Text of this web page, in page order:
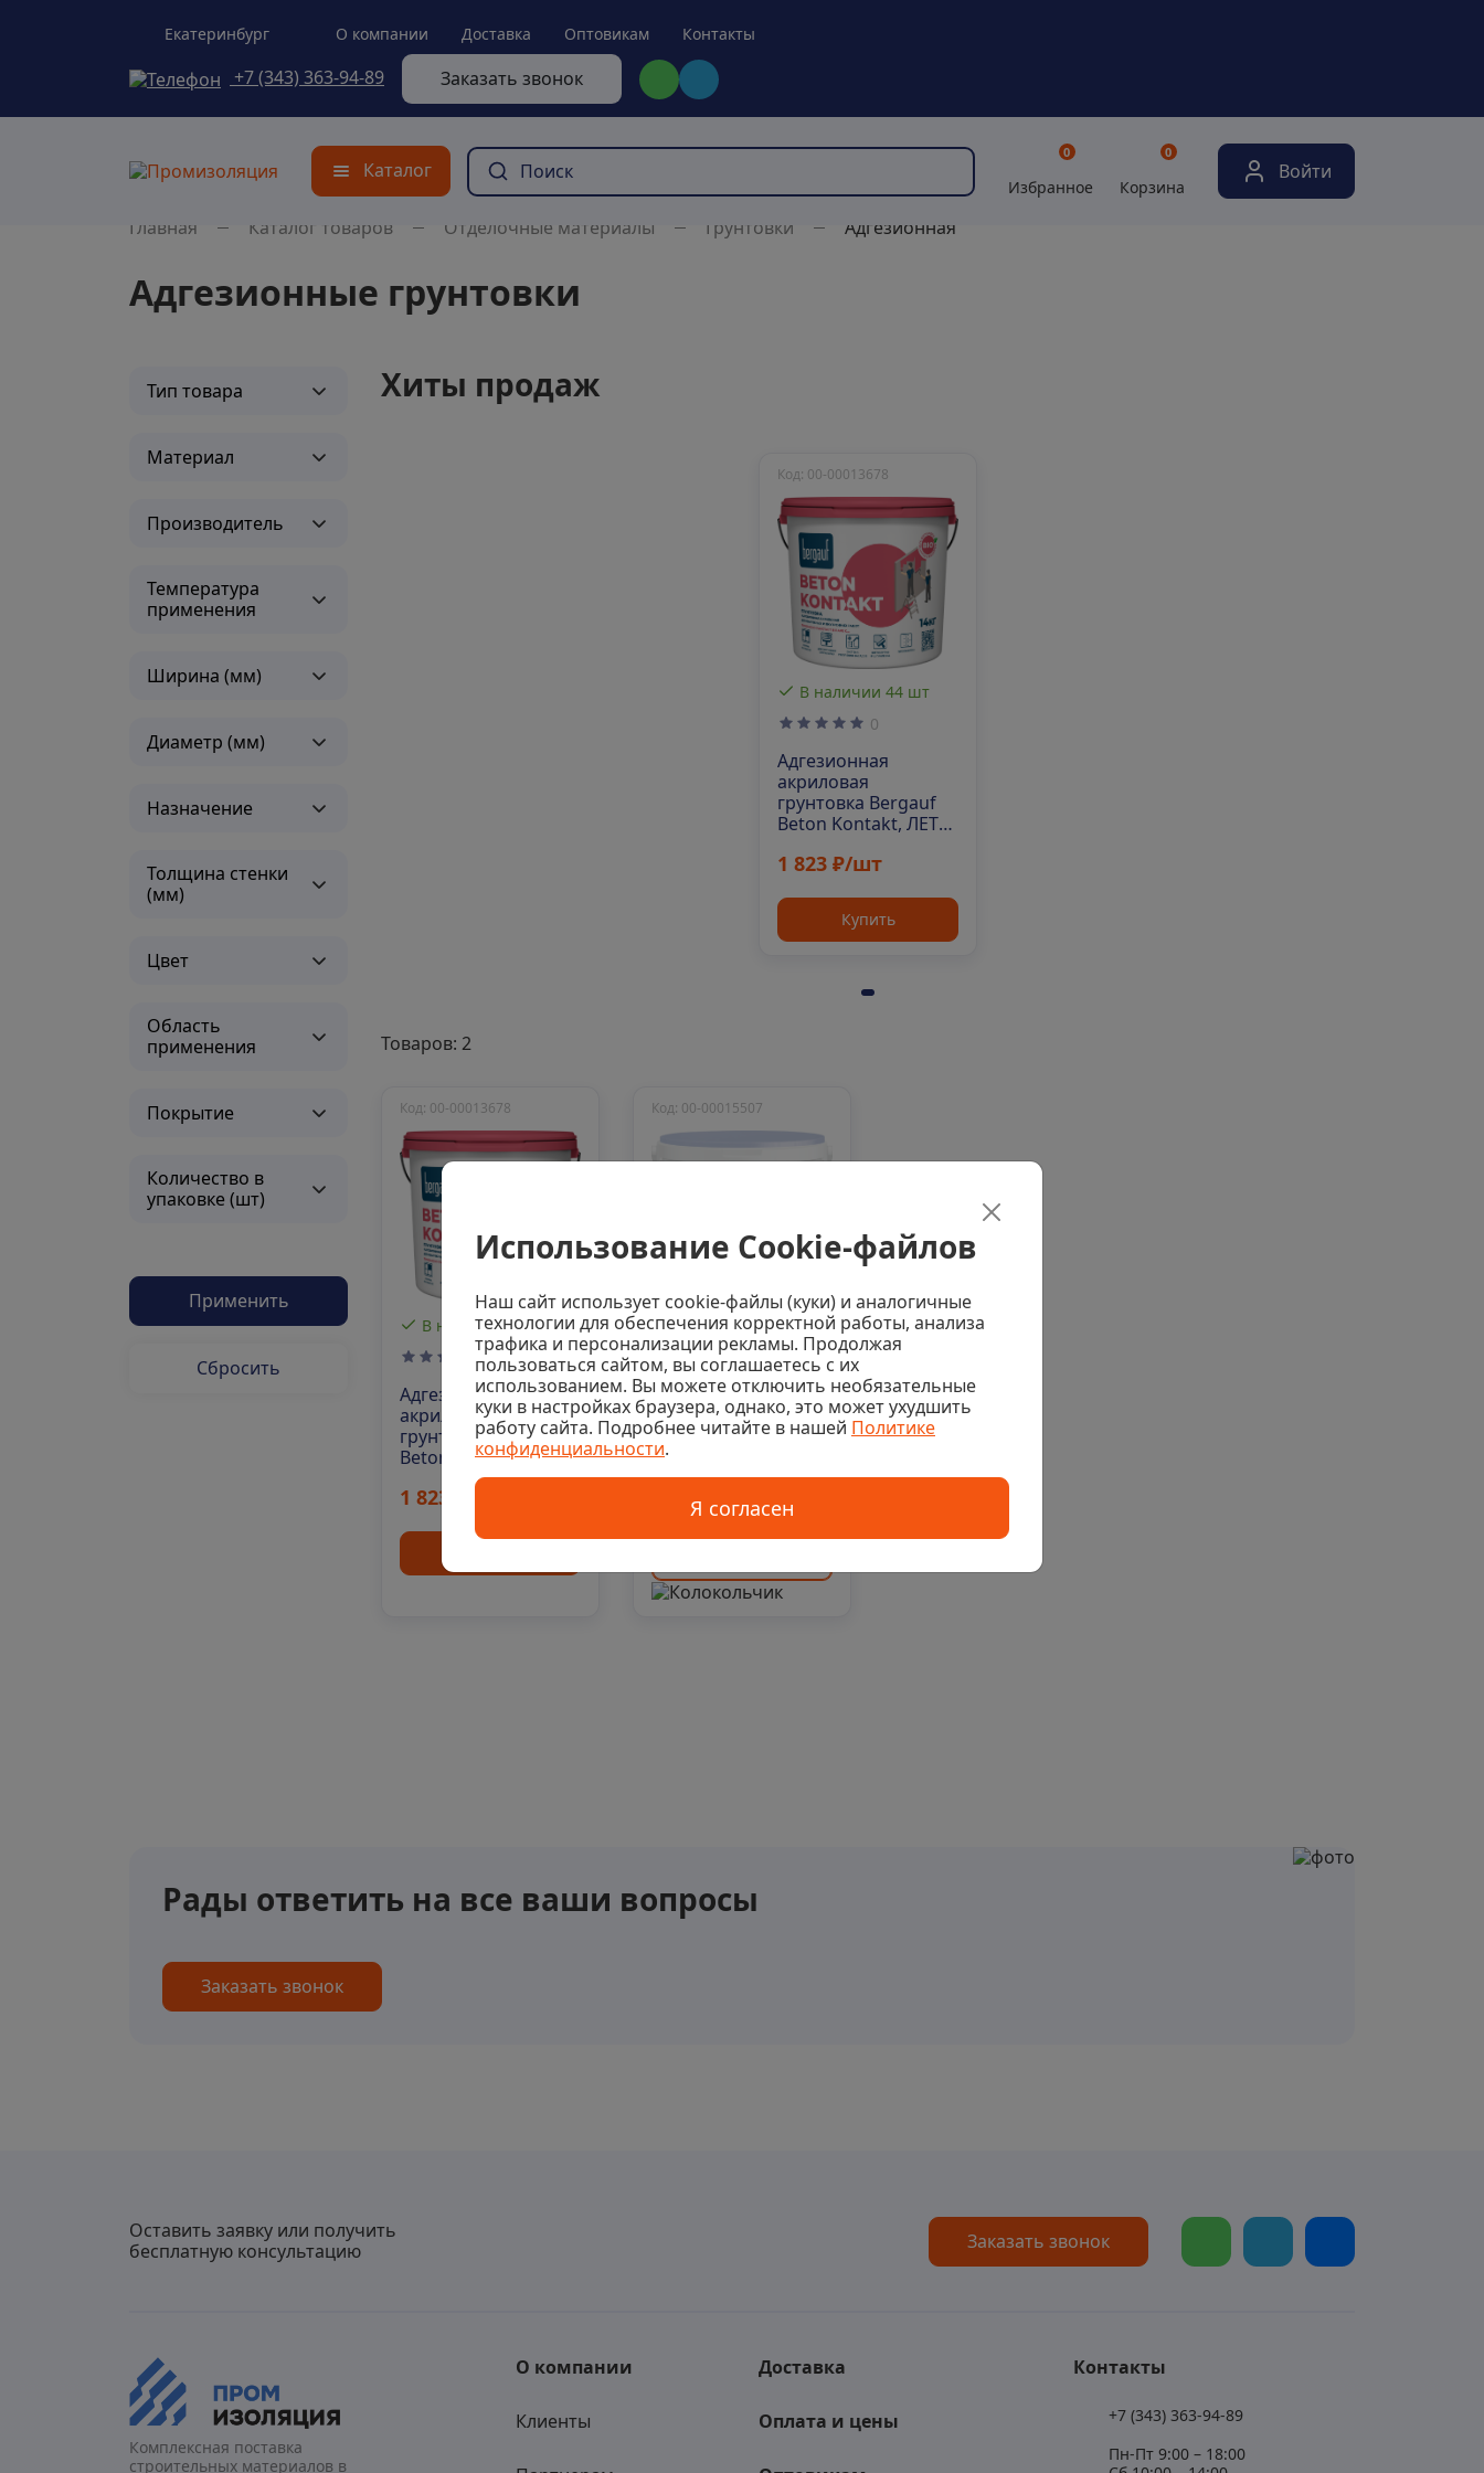
Екатеринбург О компании Доставка Оптовикам Контакты
+7 (343) 363-94-89 Заказать звонок
Каталог
Избранное
0
Корзина
0
Войти
Главная Каталог товаров Отделочные материалы Грунтовки Адгезионная
Адгезионные грунтовки
Тип товара
Материал
Производитель
Температура
применения
Ширина (мм)
Диаметр (мм)
Назначение
Толщина стенки
(мм)
Цвет
Область
применения
Покрытие
Количество в
упаковке (шт)
Применить
Сбросить
Хиты продаж
В наличии 44 шт
Код: 00-00013678
0
Адгезионная
акриловая
грунтовка Bergauf
Beton Kontakt, ЛЕТО-
1 823 ₽/шт
Купить
Товаров: 2
В наличии 44 шт
Код: 00-00013678
0
Адгезионная
акриловая
грунтовка Bergauf
Beton Kontakt, ЛЕТО-
ЗИМА, 14 кг
1 823 ₽/шт
Нет в наличии
Код: 00-00015507
0
Грунтовка
акриловая
адгезивная Bergauf
Praktik бетон-
контакт, ЛЕТО-
ЗИМА, 14кг
Последняя цена
1 238 ₽/шт
Рады ответить на все ваши вопросы
Заказать звонок
Оставить заявку или получить
бесплатную консультацию
Заказать звонок
Комплексная поставка
строительных материалов в
О компании
Клиенты
Доставка
Оплата и цены
Контакты
+7 (343) 363-94-89
Пн-Пт 9:00 – 18:00
Использование Cookie-файлов
Наш сайт использует cookie-файлы (куки) и аналогичные
технологии для обеспечения корректной работы, анализа
трафика и персонализации рекламы. Продолжая
пользоваться сайтом, вы соглашаетесь с их
использованием. Вы можете отключить необязательные
куки в настройках браузера, однако, это может ухудшить
работу сайта. Подробнее читайте в нашей Политике
конфиденциальности.
Я согласен